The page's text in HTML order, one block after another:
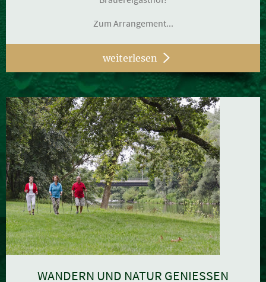
Zum Arrangement...
weiterlesen
WANDERN UND NATUR GENIESSEN